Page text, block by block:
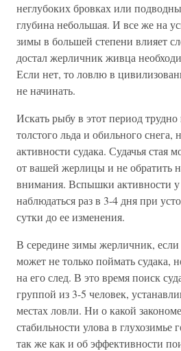
неглубоких бровках или
глубина небольшая. И все же на
зимы в большей степени влияет
достал жерличник живца
Если нет, то ловлю в
не начинать.
Искать рыбу в этот период трудно
толстого льда и обильного снега,
активности судака. Судачья стая
от вашей жерлицы и не обратить
внимания. Вспышки активности у
наблюдаться раз в 3-4 дня при
сутки до ее изменения.
В середине зимы жерличник,
может не только поймать судака,
на его след. В это время поиск
группой из 3-5 человек,
местах ловли. Ни о какой
стабильности улова в глухозимье
так же как и об эффективности